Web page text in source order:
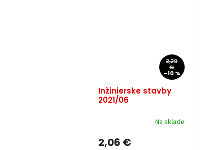
2,29
€
–10 %
Inžinierske stavby
2021/06
Na sklade
2,06 €